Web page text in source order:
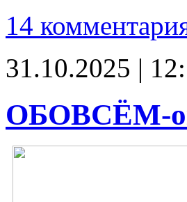
14
31.10.2025 |
ОБОВСЁМ-